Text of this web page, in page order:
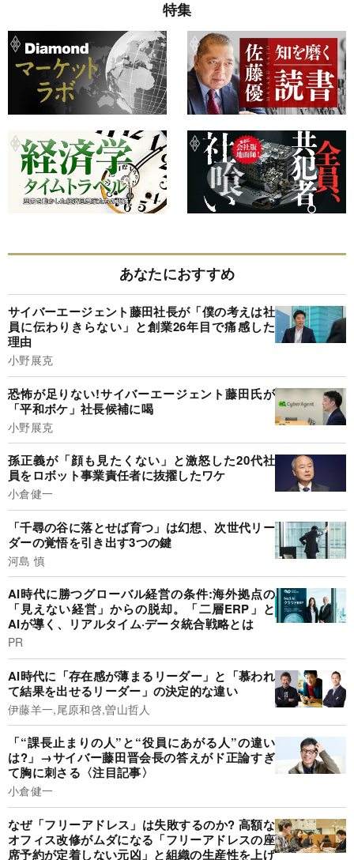
特集
あなたにおすすめ
サイバーエージェント藤田社長が「僕の考えは社
員に伝わりきらない」と創業26年目で痛感した
理由
小野展克
恐怖が足りない!サイバーエージェント藤田氏が
「平和ボケ」社長候補に喝
小野展克
孫正義が「顔も見たくない」と激怒した20代社
員をロボット事業責任者に抜擢したワケ
小倉健一
「千尋の谷に落とせば育つ」は幻想、次世代リー
ダーの覚悟を引き出す3つの鍵
河島 慎
AI時代に勝つグローバル経営の条件:海外拠点の
「見えない経営」からの脱却。「二層ERP」と
AIが導く、リアルタイム·データ統合戦略とは
PR
AI時代に「存在感が薄まるリーダー」と「慕われ
て結果を出せるリーダー」の決定的な違い
伊藤羊一,尾原和啓,曽山哲人
「“課長止まりの人”と“役員にあがる人”の違い
は?」→サイバー藤田晋会長の答えがド正論すぎ
て胸に刺さる〈注目記事〉
小倉健一
なぜ「フリーアドレス」は失敗するのか? 高額な
オフィス改修がムダになる「フリーアドレスの座
席予約が定着しない元凶」と組織の生産性を上げ